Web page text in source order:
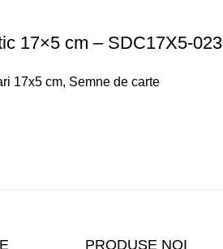
17×5 cm – SDC17X5-023
17x5 cm, Semne de carte
PRODUSE NOI